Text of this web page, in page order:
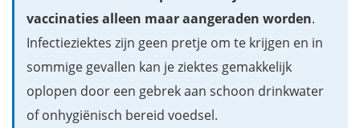
Meningokokken-meningitis
BMR (Bof, mazelen en rodehond)
DTP (Difterie, tetanus en polio)
TBC (Tuberculose)
Rabiës of hondsdolheid
vaccinaties alleen maar aangeraden worden.
Infectieziektes zijn geen pretje om te krijgen en in
sommige gevallen kan je ziektes gemakkelijk
oplopen door een gebrek aan schoon drinkwater
of onhygiënisch bereid voedsel.